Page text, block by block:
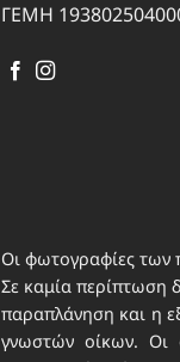
ΓΕΜΗ
Οι φωτογραφίες των
Σε καμία περίπτωση
παραπλάνηση και η
γνωστών οίκων. Οι